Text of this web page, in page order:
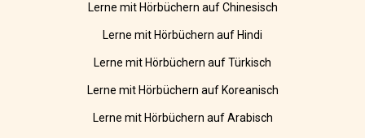
Lerne mit Hörbüchern auf Chinesisch
Lerne mit Hörbüchern auf Hindi
Lerne mit Hörbüchern auf Türkisch
Lerne mit Hörbüchern auf Koreanisch
Lerne mit Hörbüchern auf Arabisch